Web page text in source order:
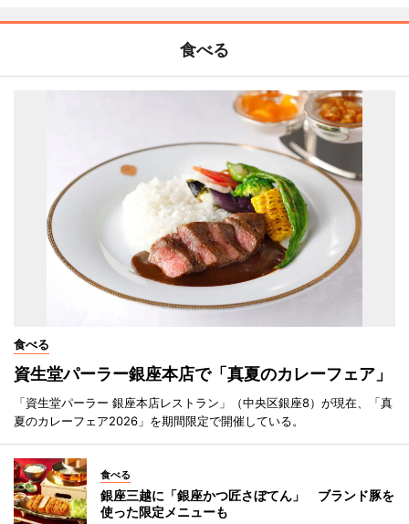
食べる
食べる
資生堂パーラー銀座本店で「真夏のカレーフェア」
「資生堂パーラー 銀座本店レストラン」（中央区銀座8）が現在、「真
夏のカレーフェア2026」を期間限定で開催している。
食べる
銀座三越に「銀座かつ匠さぼてん」 ブランド豚を
使った限定メニューも